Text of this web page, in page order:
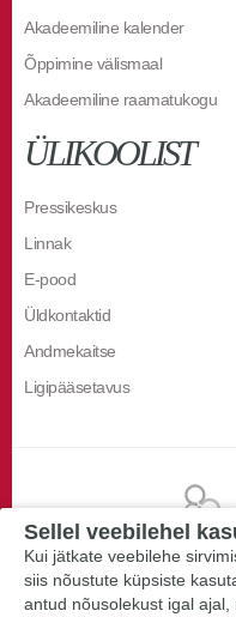
Akadeemiline kalender
Õppimine välismaal
Akadeemiline raamatukogu
ÜLIKOOLIST
Pressikeskus
Linnak
E-pood
Üldkontaktid
Andmekaitse
Ligipääsetavus
Sellel veebilehel
Kui jätkate veebilehe
siis nõustute küpsiste
antud nõusolekust igal